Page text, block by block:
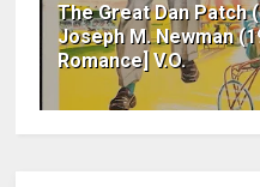
The Great Dan Patch
Joseph M. Newman
Romance] V.O.